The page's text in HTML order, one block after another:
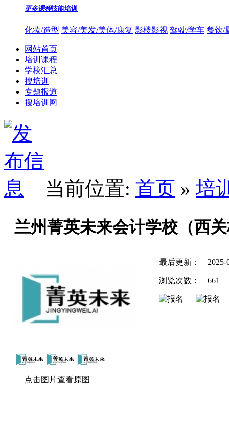
更多课程技能培训
化妆/造型 美容/美发/美体/康复 影楼影视 驾驶/学车 餐饮/
网站首页
培训课程
学校汇总
搜培训
专题报道
搜培训网
当前位置: 首页 » 培
兰州菁英未来会计学校（西
点击图片查看原图
最后更新： 2025-
浏览次数： 661